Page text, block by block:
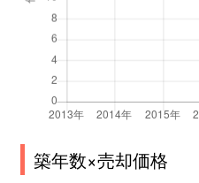
築年数×売却価格